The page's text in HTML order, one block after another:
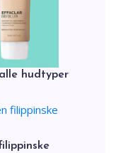
hudtyper